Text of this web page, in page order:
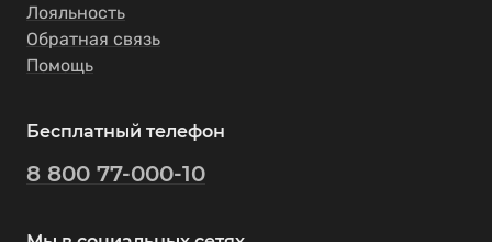
Лояльность
Обратная связь
Помощь
Бесплатный телефон
8 800 77-000-10